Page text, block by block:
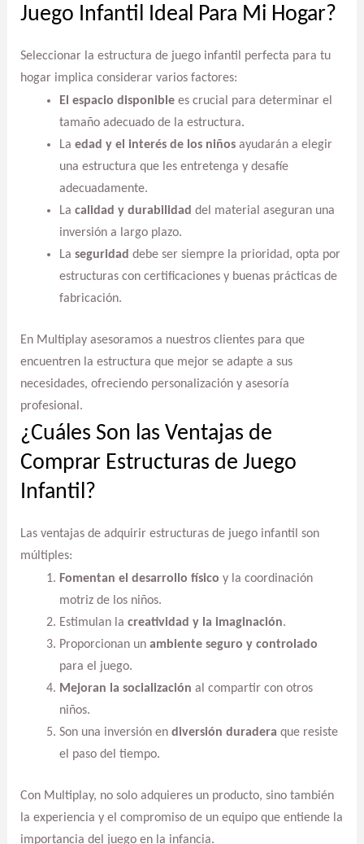
Juego Infantil Ideal Para Mi Hogar?
Seleccionar la estructura de juego infantil perfecta para tu
hogar implica considerar varios factores:
El espacio disponiblees crucial para determinar el
tamaño adecuado de la estructura.
La edad y el interés de los niñosayudarán a elegir
una estructura que les entretenga y desafíe
adecuadamente.
La calidad y durabilidad del material aseguran una
inversión a largo plazo.
La seguridad debe ser siempre la prioridad, opta por
estructuras con certificaciones y buenas prácticas de
fabricación.
En Multiplay asesoramos a nuestros clientes para que
encuentren la estructura que mejor se adapte a sus
necesidades, ofreciendo personalización y asesoría
profesional.
¿Cuáles Son las Ventajas de
Comprar Estructuras de Juego
Infantil?
Las ventajas de adquirir estructuras de juego infantil son
múltiples:
Fomentan el desarrollo físico y la coordinación
motriz de los niños.
Estimulan la creatividad y la imaginación.
Proporcionan un ambiente seguro y controlado
para el juego.
Mejoran la socialización al compartir con otros
niños.
Son una inversión en diversión duradera que resiste
el paso del tiempo.
Con Multiplay, no solo adquieres un producto, sino también
la experiencia y el compromiso de un equipo que entiende la
importancia del juego en la infancia.